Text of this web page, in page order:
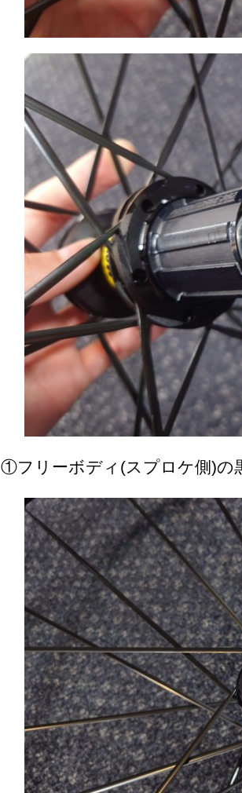
①フリーボディ(スプロケ側)の